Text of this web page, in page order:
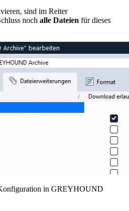
sind im Reiter
noch alle Dateien für dieses
in GREYHOUND